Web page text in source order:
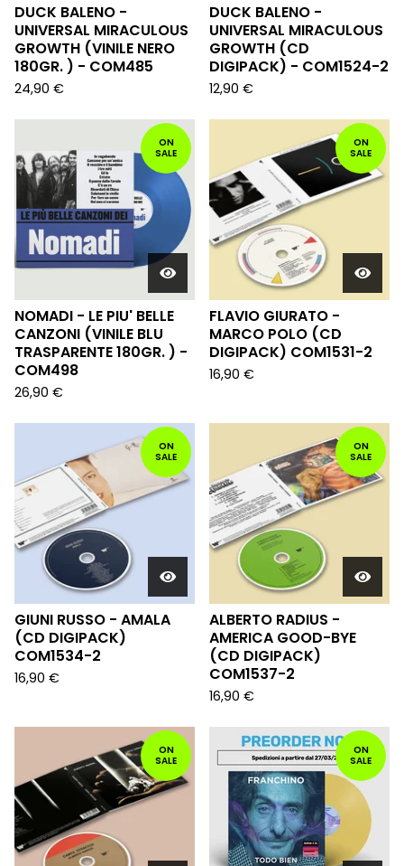
DUCK BALENO -
UNIVERSAL MIRACULOUS
GROWTH (VINILE NERO
180GR. ) - COM485
24,90 €
DUCK BALENO -
UNIVERSAL MIRACULOUS
GROWTH (CD
DIGIPACK) - COM1524-2
12,90 €
ON
SALE
NOMADI - LE PIU' BELLE
CANZONI (VINILE BLU
TRASPARENTE 180GR. ) -
COM498
26,90 €
ON
SALE
FLAVIO GIURATO -
MARCO POLO (CD
DIGIPACK) COM1531-2
16,90 €
ON
SALE
GIUNI RUSSO - AMALA
(CD DIGIPACK)
COM1534-2
16,90 €
ON
SALE
ALBERTO RADIUS -
AMERICA GOOD-BYE
(CD DIGIPACK)
COM1537-2
16,90 €
ON
SALE
ON
SALE